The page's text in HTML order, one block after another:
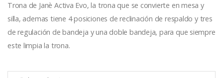
Trona de Janè Activa Evo, la trona que se convierte en mesa y
silla, ademas tiene 4 posiciones de reclinación de respaldo y tres
de regulación de bandeja y una doble bandeja, para que siempre
este limpia la trona.